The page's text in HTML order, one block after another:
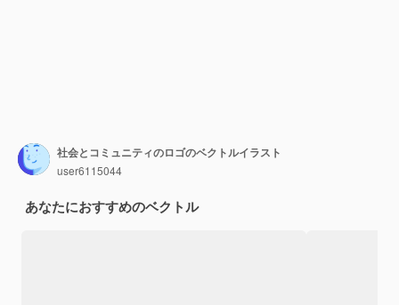
社会とコミュニティのロゴのベクトルイラスト
user6115044
あなたにおすすめのベクトル